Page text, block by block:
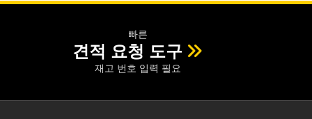
빠른
견적 요청 도구
재고 번호 입력 필요